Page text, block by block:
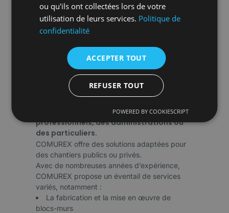
L’équipe de COMUREX est spécialisée
dans la fabrication et la pose de blocs-
murs. En plus de cela, nous proposons
diverses autres activités, nous
permettant ainsi de garantir un travail
nous entreprenons, que ce soit pour des
professionnels, des administrations ou
des particuliers.
COMUREX offre des solutions adaptées pour
des chantiers publics ou privés.
Avec de nombreuses années d’expérience,
COMUREX propose un éventail de services
variés, notamment :
La fabrication et la mise en œuvre de
blocs-murs
ou qu'ils ont collectées lors de votre
utilisation de leurs services. Politique de
confidentialité
ACCEPTER TOUT
REFUSER TOUT
POWERED BY COOKIESCRIPT